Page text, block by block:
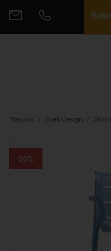
Mayoko Scab Design
20%